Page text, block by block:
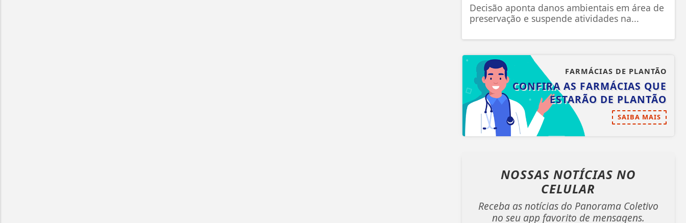
Decisão aponta danos ambientais em área de
preservação e suspende atividades na...
FARMÁCIAS DE PLANTÃO
CONFIRA AS FARMÁCIAS QUE
ESTARÃO DE PLANTÃO
SAIBA MAIS
NOSSAS NOTÍCIAS NO
CELULAR
Receba as notícias do Panorama Coletivo
no seu app favorito de mensagens.